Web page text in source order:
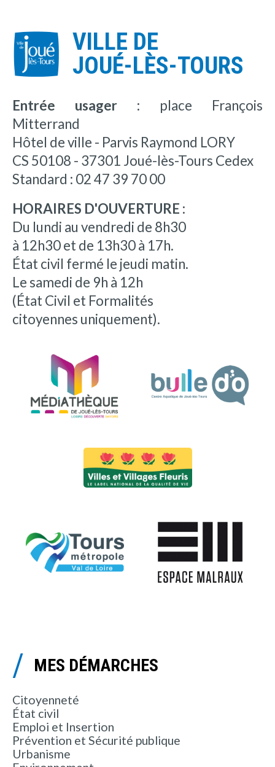
VILLE DE
JOUÉ-LÈS-TOURS
Entrée usager : place François
Mitterrand
Hôtel de ville - Parvis Raymond LORY
CS 50108 - 37301 Joué-lès-Tours Cedex
Standard : 02 47 39 70 00
HORAIRES D'OUVERTURE :
Du lundi au vendredi de 8h30
à 12h30 et de 13h30 à 17h.
État civil fermé le jeudi matin.
Le samedi de 9h à 12h
(État Civil et Formalités
citoyennes uniquement).
MES DÉMARCHES
Citoyenneté
État civil
Emploi et Insertion
Prévention et Sécurité publique
Urbanisme